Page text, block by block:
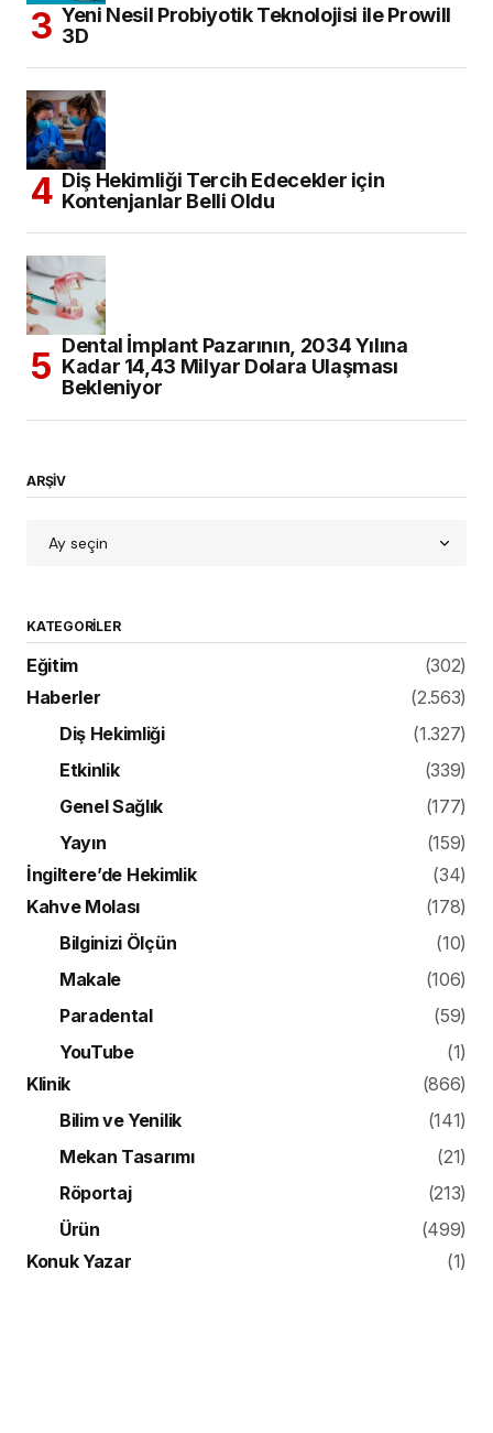
Yeni Nesil Probiyotik Teknolojisi ile Prowill
3D
Diş Hekimliği Tercih Edecekler için
Kontenjanlar Belli Oldu
Dental İmplant Pazarının, 2034 Yılına
Kadar 14,43 Milyar Dolara Ulaşması
Bekleniyor
ARŞİV
KATEGORILER
Eğitim
(302)
Haberler
(2.563)
Diş Hekimliği
(1.327)
Etkinlik
(339)
Genel Sağlık
(177)
Yayın
(159)
İngiltere’de Hekimlik
(34)
Kahve Molası
(178)
Bilginizi Ölçün
(10)
Makale
(106)
Paradental
(59)
YouTube
(1)
Klinik
(866)
Bilim ve Yenilik
(141)
Mekan Tasarımı
(21)
Röportaj
(213)
Ürün
(499)
Konuk Yazar
(1)